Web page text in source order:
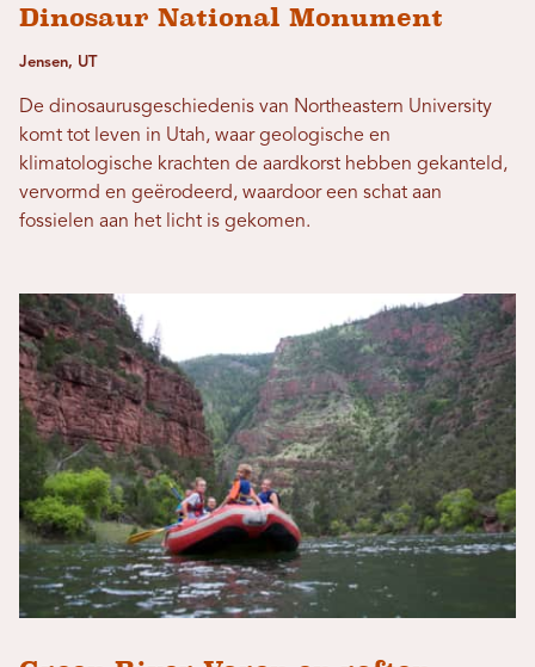
Dinosaur National Monument
Jensen, UT
De dinosaurusgeschiedenis van Northeastern University
komt tot leven in Utah, waar geologische en
klimatologische krachten de aardkorst hebben gekanteld,
vervormd en geërodeerd, waardoor een schat aan
fossielen aan het licht is gekomen.